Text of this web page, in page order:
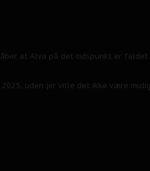
håber at Alva på det tidspunkt er
2025, uden jer ville det ikke være